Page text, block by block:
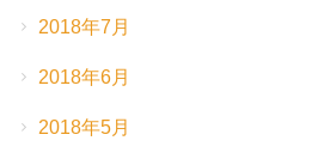
2018年7月
2018年6月
2018年5月